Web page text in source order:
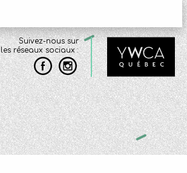
Suivez-nous sur
les réseaux sociaux :